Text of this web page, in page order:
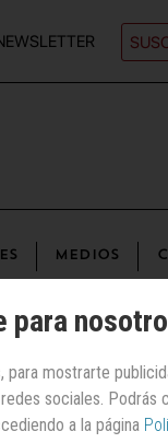
MEDIOS
para
mostrarte
sociales.
a la página